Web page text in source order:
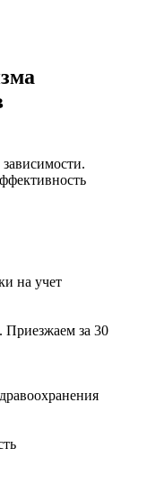
на учет
Приезжаем за 30